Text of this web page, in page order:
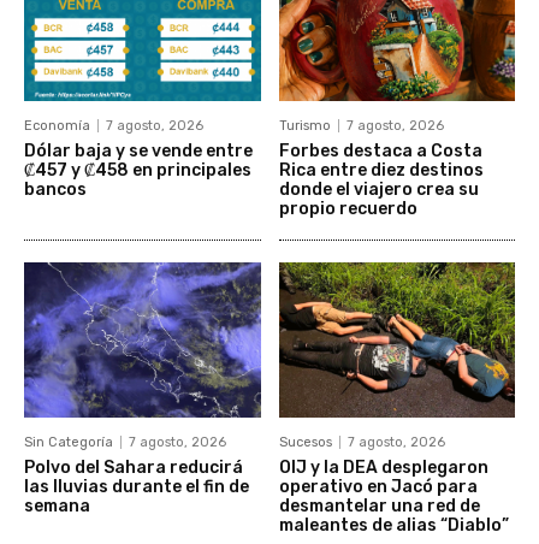
Economía 7 agosto, 2026
Dólar baja y se vende entre
₡457 y ₡458 en principales
bancos
Turismo 7 agosto, 2026
Forbes destaca a Costa
Rica entre diez destinos
donde el viajero crea su
propio recuerdo
Sin Categoría 7 agosto, 2026
Polvo del Sahara reducirá
las lluvias durante el fin de
semana
Sucesos 7 agosto, 2026
OIJ y la DEA desplegaron
operativo en Jacó para
desmantelar una red de
maleantes de alias “Diablo”